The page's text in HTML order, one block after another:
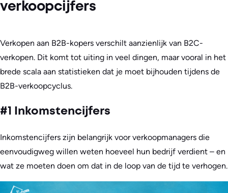
verkoopcijfers
Verkopen aan B2B-kopers verschilt aanzienlijk van B2C-
verkopen. Dit komt tot uiting in veel dingen, maar vooral in het
brede scala aan statistieken dat je moet bijhouden tijdens de
B2B-verkoopcyclus.
#1 Inkomstencijfers
Inkomstencijfers zijn belangrijk voor verkoopmanagers die
eenvoudigweg willen weten hoeveel hun bedrijf verdient – en
wat ze moeten doen om dat in de loop van de tijd te verhogen.